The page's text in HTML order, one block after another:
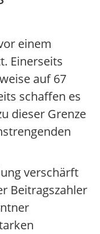
einem
Einerseits
auf 67
schaffen es
dieser Grenze
verschärft
Beitragszahler